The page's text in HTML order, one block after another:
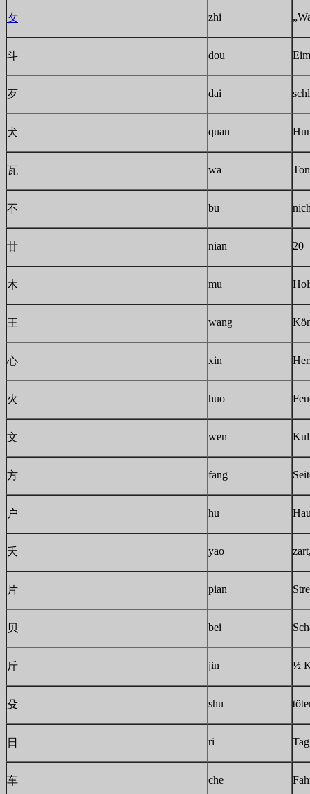
攵 zhi
斗 dou
歹 dai
犬 quan
瓦 wa Ton
不 bu
廿 nian 20
木 mu
王 wang
心 xin
火 huo
文 wen
方 fang
户 hu
夭 yao
片 pian
贝 bei
斤 jin ½
殳 shu
日 ri
车 che